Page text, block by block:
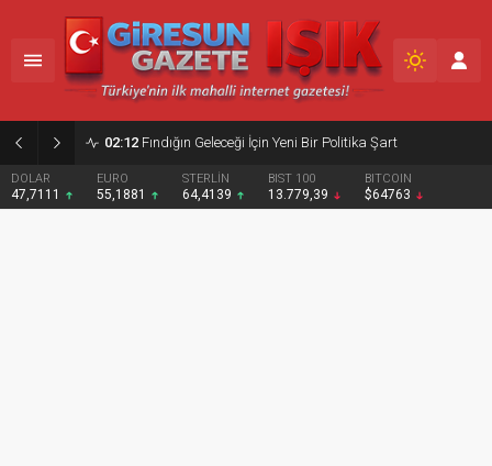
02:12 Fındığın Geleceği İçin Yeni Bir Politika Şart
DOLAR
47,7111
EURO
55,1881
STERLİN
64,4139
BIST 100
13.779,39
BITCOIN
$64763